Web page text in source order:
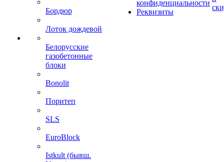
Бордюр
Лоток дождевой
Белорусские
газобетонные
блоки
Bonolit
Поритеп
SLS
EuroBlock
Istkult (бывш.
конфиденциальности
Реквизиты